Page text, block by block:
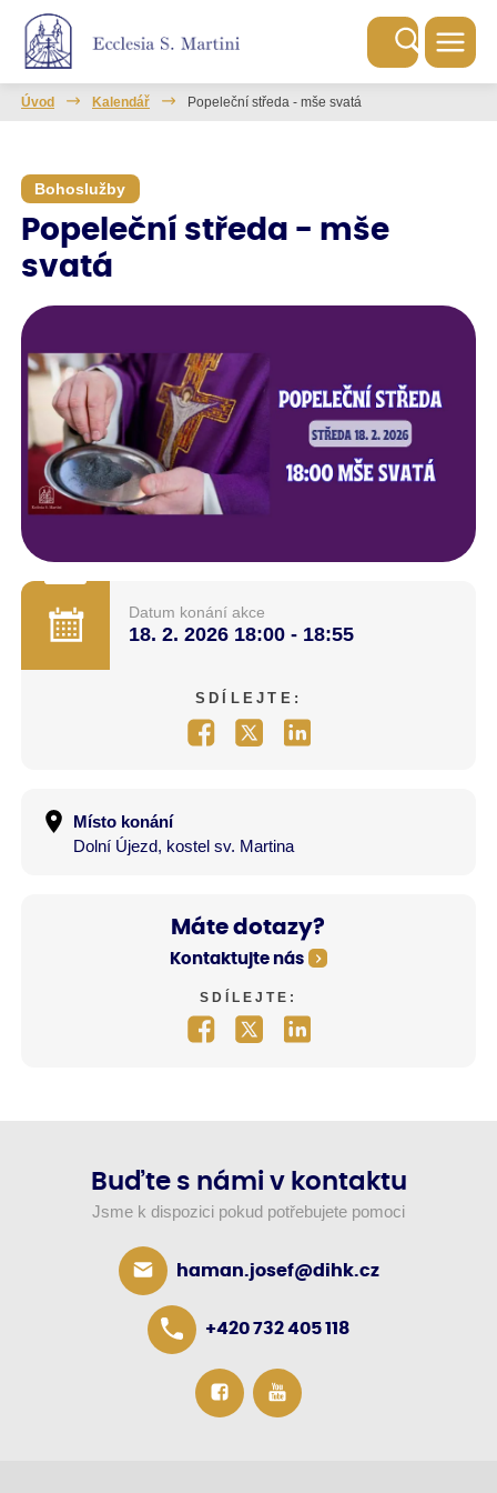
Úvod Kalendář Popeleční středa - mše svatá
Bohoslužby
Popeleční středa - mše
svatá
Datum konání akce
18. 2. 2026 18:00 - 18:55
SDÍLEJTE:
Místo konání
Dolní Újezd, kostel sv. Martina
Máte dotazy?
Kontaktujte nás
SDÍLEJTE:
Buďte s námi v kontaktu
Jsme k dispozici pokud potřebujete pomoci
haman.josef@dihk.cz
+420 732 405 118